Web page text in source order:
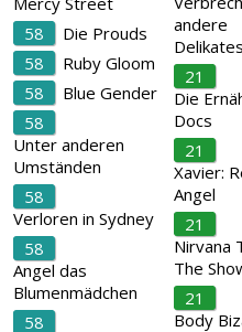
58
Die Prouds
58
Ruby Gloom
58
Blue Gender
58
Unter anderen
Umständen
58
Verloren in Sydney
58
Angel das
Blumenmädchen
58
andere
21
Die
Docs
21
Xavier:
Angel
21
Nirvana
The
21
Body